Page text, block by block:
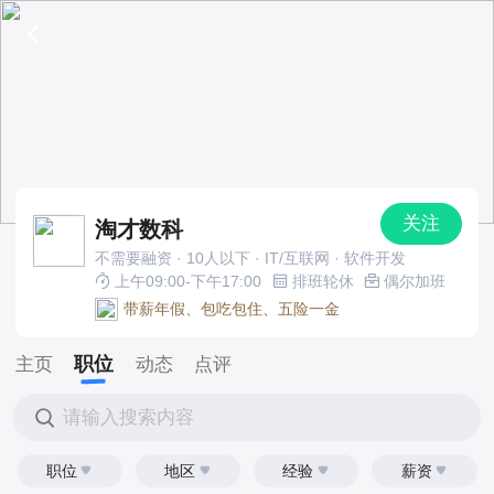
淘才数科 关注
不需要融资 · 10人以下 · IT/互联网 · 软件开发
上午09:00-下午17:00
排班轮休
偶尔加班
带薪年假、包吃包住、五险一金
主页 职位 动态 点评
请输入搜索内容
职位 地区 经验 薪资